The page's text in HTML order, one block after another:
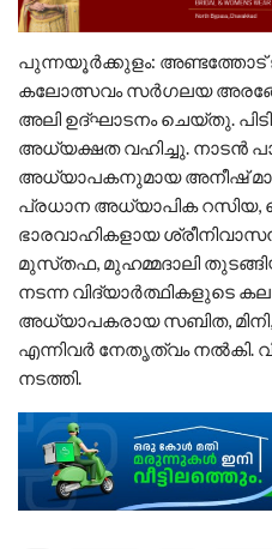
പുന്നയൂർക്കുളം: അണ്ടത്തോട്
കലോത്സവം സർഗലയ
അലി ഉദ്ഘാടനം ചെയ്തു.
അധ്യക്ഷത വഹിച്ചു. നാടൻ
അധ്യാപകനുമായ അനീഷ്
പ്രധാന അധ്യാപിക റസിയ,
ഭാരവാഹികളായ
മുസ്‌തഫ, മുഹമ്മദാലി
നടന്ന വിദ്യാർത്ഥികളുടെ
അധ്യാപകരായ സബിത, മിനി,
എന്നിവർ നേതൃത്വം നൽകി.
നടത്തി.